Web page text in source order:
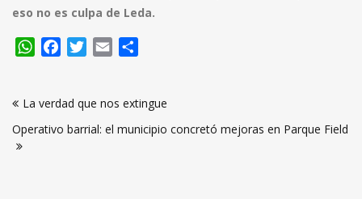
eso no es culpa de Leda.
WhatsApp
FacebookTwitter
Email
de
entradas
La verdad que nos extingue
Operativo barrial: el municipio concretó mejoras en Parque Field